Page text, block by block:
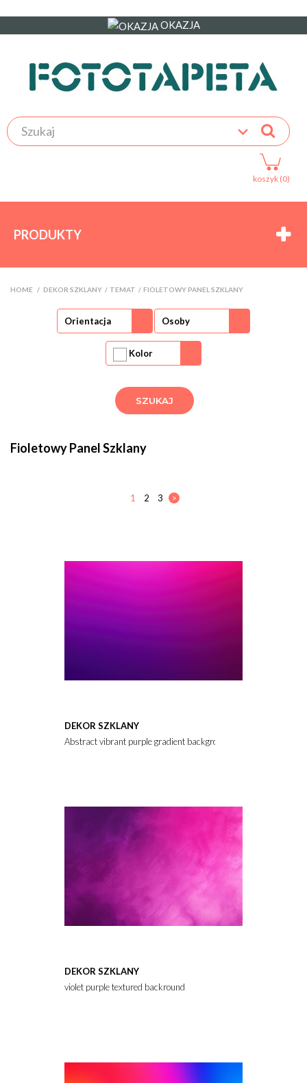
OKAZJA
koszyk (0)
PRODUKTY
HOME DEKOR SZKLANY >TEMAT >FIOLETOWY PANEL SZKLANY
Orientacja Osoby
Kolor
Fioletowy Panel Szklany
1 2 3 >
DEKOR SZKLANY
Abstract vibrant purple gradient background blending colors
DEKOR SZKLANY
violet purple textured backround